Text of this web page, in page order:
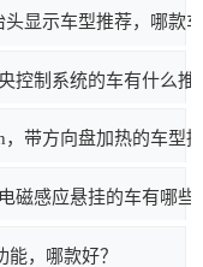
显示车型推荐，哪款
控制系统的车有什么推
，带方向盘加热的车型
磁感应悬挂的车有哪些
，哪款好？